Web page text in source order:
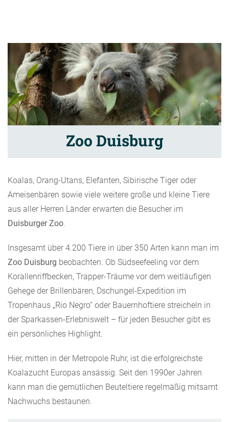
Zoo Duisburg
Koalas, Orang-Utans, Elefanten, Sibirische Tiger oder
Ameisenbären sowie viele weitere große und kleine Tiere
aus aller Herren Länder erwarten die Besucher im
Duisburger Zoo
Insgesamt über 4.200 Tiere in über 350 Arten kann man im
Zoo Duisburg beobachten. Ob Südseefeeling vor dem
Korallenriffbecken, Trapper-Träume vor dem weitläufigen
Gehege der Brillenbären, Dschungel-Expedition im
Tropenhaus „Rio Negro“ oder Bauernhoftiere streicheln in
der Sparkassen-Erlebniswelt – für jeden Besucher gibt es
ein persönliches Highlight.
Hier, mitten in der Metropole Ruhr, ist die erfolgreichste
Koalazucht Europas ansässig. Seit den 1990er Jahren
kann man die gemütlichen Beuteltiere regelmäßig mitsamt
Nachwuchs bestaunen.